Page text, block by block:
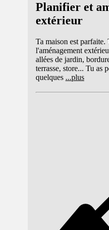
Planifier et
extérieur
Ta maison est
l'aménagement
allées de jardin,
terrasse, store... Tu as
quelques ...plus